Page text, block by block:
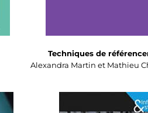
Techniques de
Alexandra Martin et Mathieu